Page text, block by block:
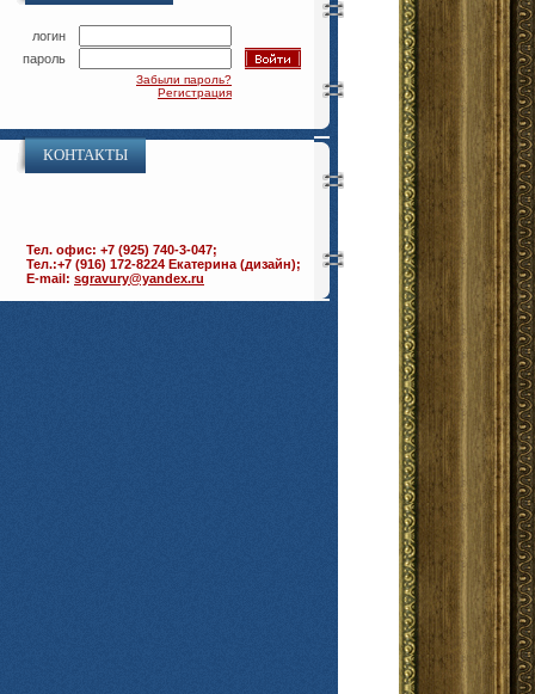
логин
пароль
Забыли пароль?
Регистрация
КОНТАКТЫ
Тел. офис: +7 (925) 740-3-047;
Тел.:+7 (916) 172-8224 Екатерина (дизайн);
E-mail: sgravury@yandex.ru